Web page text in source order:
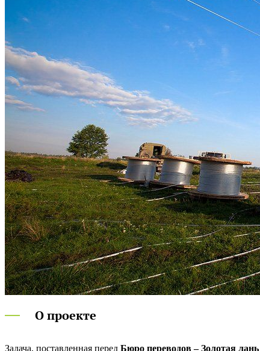
О проекте
Задача, поставленная перед Бюро переводов – Золотая лань